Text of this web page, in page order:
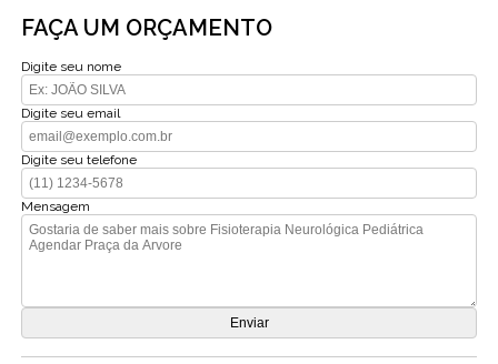
FAÇA UM ORÇAMENTO
Digite seu nome
Digite seu email
Digite seu telefone
Mensagem